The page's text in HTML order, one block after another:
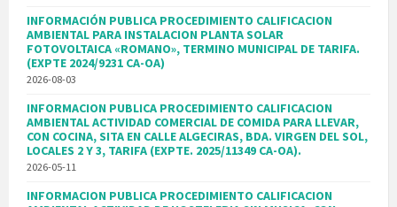
INFORMACIÓN PUBLICA PROCEDIMIENTO CALIFICACION
AMBIENTAL PARA INSTALACION PLANTA SOLAR
FOTOVOLTAICA «ROMANO», TERMINO MUNICIPAL DE TARIFA.
(EXPTE 2024/9231 CA-OA)
2026-08-03
INFORMACION PUBLICA PROCEDIMIENTO CALIFICACION
AMBIENTAL ACTIVIDAD COMERCIAL DE COMIDA PARA LLEVAR,
CON COCINA, SITA EN CALLE ALGECIRAS, BDA. VIRGEN DEL SOL,
LOCALES 2 Y 3, TARIFA (EXPTE. 2025/11349 CA-OA).
2026-05-11
INFORMACION PUBLICA PROCEDIMIENTO CALIFICACION